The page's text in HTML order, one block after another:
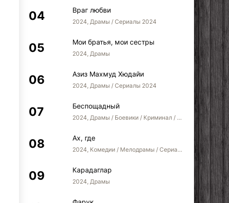
Враг любви
2024, Драмы / Сериалы 2024
Мои братья, мои сестры
2024, Драмы
Азиз Махмуд Хюдайи
2024, Драмы / Сериалы 2024
Беспощадный
2024, Драмы / Боевики / Криминал / Сериалы 2024
Ах, где
2024, Комедии / Мелодрамы / Сериалы 2022
Карадаглар
2024, Драмы